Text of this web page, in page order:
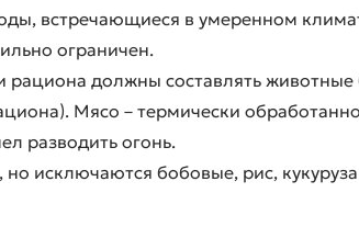
встречающиеся в умеренном
ограничен.
рациона должны составлять животные
Мясо – термически
разводить огонь.
исключаются бобовые, рис,